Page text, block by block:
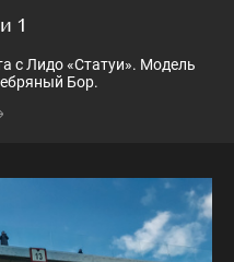
1
с Лидо «Статуи». Модель
Бор.